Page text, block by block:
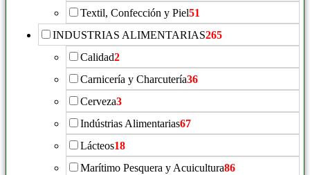
Textil, Confección y Piel51
INDUSTRIAS ALIMENTARIAS265
Calidad2
Carnicería y Charcutería36
Cerveza3
Indústrias Alimentarias67
Lácteos18
Marítimo Pesquera y Acuicultura86